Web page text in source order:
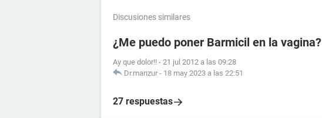
Discusiones similares
¿Me puedo poner Barmicil en la vagina?
Ay que dolor!! - 21 jul 2012 a las 09:28
Dr.manzur - 18 may 2023 a las 22:51
27 respuestas